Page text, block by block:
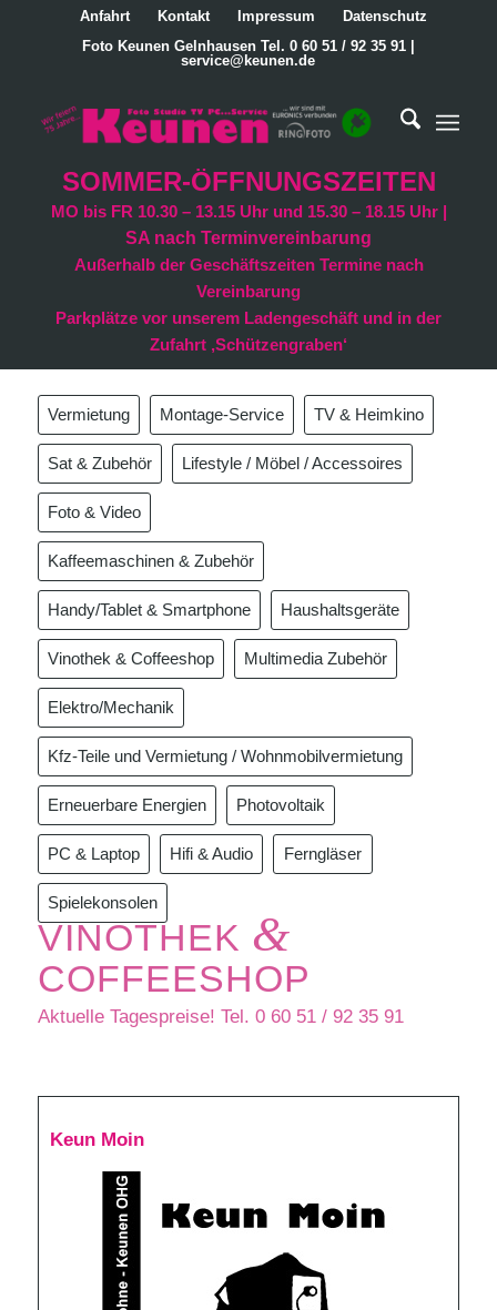
Anfahrt Kontakt Impressum
Datenschutz
Foto Keunen Gelnhausen Tel. 0 60 51 / 92 35 91 |
service@keunen.de
SOMMER-ÖFFNUNGSZEITEN
MO bis FR 10.30 – 13.15 Uhr und 15.30 – 18.15 Uhr |
SA nach Terminvereinbarung
Außerhalb der Geschäftszeiten Termine nach
Vereinbarung
Parkplätze vor unserem Ladengeschäft und in der
Zufahrt ‚Schützengraben‘
Vermietung Montage-Service TV & Heimkino
Sat & Zubehör Lifestyle / Möbel / Accessoires
Foto & Video
Kaffeemaschinen & Zubehör
Handy/Tablet & Smartphone Haushaltsgeräte
Vinothek & Coffeeshop Multimedia Zubehör
Elektro/Mechanik
Kfz-Teile und Vermietung / Wohnmobilvermietung
Erneuerbare Energien Photovoltaik
PC & Laptop Hifi & Audio Ferngläser
Spielekonsolen
VINOTHEK &
COFFEESHOP
Aktuelle Tagespreise! Tel. 0 60 51 / 92 35 91
Keun Moin